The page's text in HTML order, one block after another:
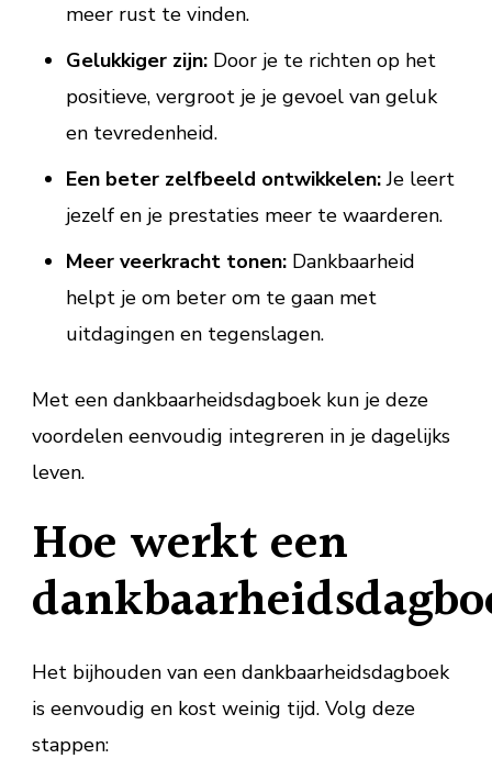
meer rust te vinden.
Gelukkiger zijn:Door je te richten op het
positieve, vergroot je je gevoel van geluk
en tevredenheid.
Een beter zelfbeeld ontwikkelen:Je leert
jezelf en je prestaties meer te waarderen.
Meer veerkracht tonen: Dankbaarheid
helpt je om beter om te gaan met
uitdagingen en tegenslagen.
Met een dankbaarheidsdagboek kun je deze
voordelen eenvoudig integreren in je dagelijks
leven.
Hoe werkt een
Het bijhouden van een dankbaarheidsdagboek
is eenvoudig en kost weinig tijd. Volg deze
stappen: